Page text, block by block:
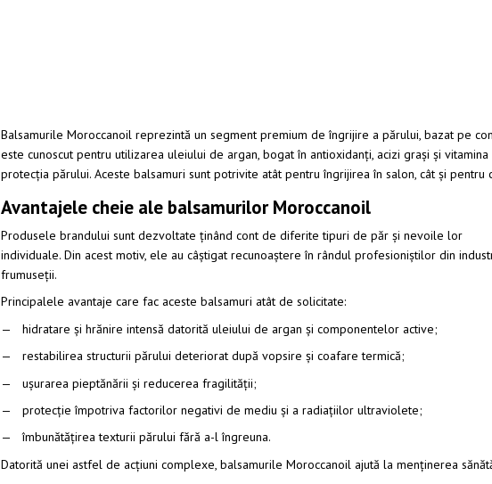
Balsamurile Moroccanoil reprezintă un segment premium de îngrijire a părului, bazat pe
este cunoscut pentru utilizarea uleiului de argan, bogat în antioxidanți, acizi grași și
protecția părului. Aceste balsamuri sunt potrivite atât pentru îngrijirea în salon, cât și
Avantajele cheie ale balsamurilor Moroccanoil
Produsele brandului sunt dezvoltate ținând cont de diferite tipuri de păr și nevoile lor
individuale. Din acest motiv, ele au câștigat recunoaștere în rândul profesioniștilor din
frumuseții.
Principalele avantaje care fac aceste balsamuri atât de solicitate:
hidratare și hrănire intensă datorită uleiului de argan și componentelor active;
restabilirea structurii părului deteriorat după vopsire și coafare termică;
ușurarea pieptănării și reducerea fragilității;
protecție împotriva factorilor negativi de mediu și a radiațiilor ultraviolete;
îmbunătățirea texturii părului fără a-l îngreuna.
Datorită unei astfel de acțiuni complexe, balsamurile Moroccanoil ajută la menținerea